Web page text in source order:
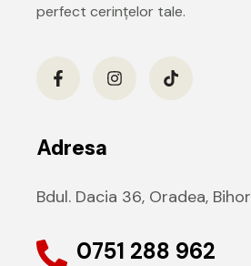
perfect cerințelor tale.
Adresa
Bdul. Dacia 36, Oradea, Bihor
0751 288 962